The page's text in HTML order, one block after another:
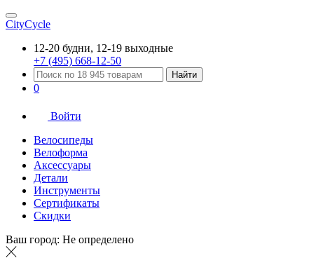
CityCycle
12-20 будни, 12-19 выходные
+7 (495) 668-12-50
Найти
0
Войти
Велосипеды
Велоформа
Аксессуары
Детали
Инструменты
Сертификаты
Скидки
Ваш город: Не определено